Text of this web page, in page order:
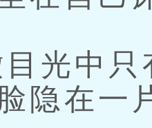
光中只
隐在一